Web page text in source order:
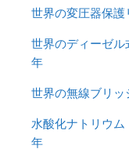
世界の変圧器保
世界のディーゼ
年
世界の無線ブリ
水酸化ナトリウ
年